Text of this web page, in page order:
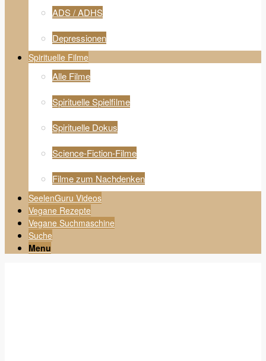
ADS / ADHS
Depressionen
Spirituelle Filme
Alle Filme
Spirituelle Spielfilme
Spirituelle Dokus
Science-Fiction-Filme
Filme zum Nachdenken
SeelenGuru Videos
Vegane Rezepte
Vegane Suchmaschine
Suche
Menu